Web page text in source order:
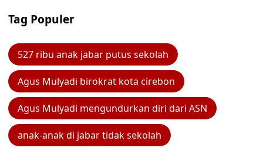
Tag Populer
527 ribu anak jabar putus sekolah
Agus Mulyadi birokrat kota cirebon
Agus Mulyadi mengundurkan diri dari ASN
anak-anak di jabar tidak sekolah